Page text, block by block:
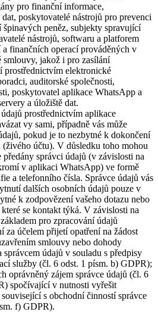
pro finanční informace,
poskytovatelé nástrojů pro prevenci
peněz, subjekty spravující
nástrojů, softwaru a platforem
finančních operací prováděných v
smlouvy, jakož i pro zasílání
prostřednictvím elektronické
auditorské společnosti,
poskytovatel aplikace WhatsApp a
a úložiště dat.
prostřednictvím aplikace
vy sami, případně vás může
pokud je to nezbytné k dokončení
(živého účtu). V důsledku toho mohou
předány správci údajů (v závislosti na
v aplikaci WhatsApp) ve formě
a telefonního čísla. Správce údajů vás
dalších osobních údajů pouze v
k zodpovězení vašeho dotazu nebo
se kontakt týká. V závislosti na
pro zpracování údajů
za účelem přijetí opatření na žádost
smlouvy nebo dohody
správcem údajů v souladu s předpisy
služby (čl. 6 odst. 1 písm. b) GDPR);
oprávněný zájem správce údajů (čl. 6
spočívající v nutnosti vyřešit
s obchodní činností správce
f) GDPR).